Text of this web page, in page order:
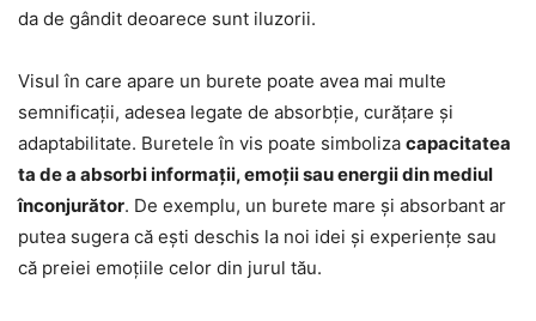
da de gândit deoarece sunt iluzorii.
Visul în care apare un burete poate avea mai multe
semnificații, adesea legate de absorbție, curățare și
adaptabilitate. Buretele în vis poate simboliza capacitatea
ta de a absorbi informații, emoții sau energii din mediul
înconjurător. De exemplu, un burete mare și absorbant ar
putea sugera că ești deschis la noi idei și experiențe sau
că preiei emoțiile celor din jurul tău.